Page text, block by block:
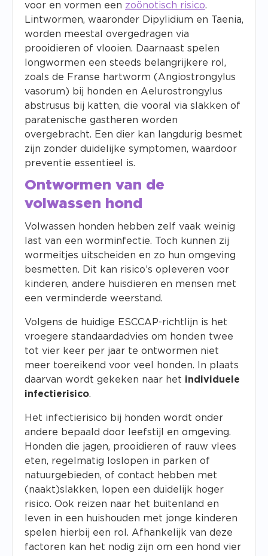
voor en vormen een zoönotisch risico.
Lintwormen, waaronder Dipylidium en Taenia,
worden meestal overgedragen via
prooidieren of vlooien. Daarnaast spelen
longwormen een steeds belangrijkere rol,
zoals de Franse hartworm (Angiostrongylus
vasorum) bij honden en Aelurostrongylus
abstrusus bij katten, die vooral via slakken of
paratenische gastheren worden
overgebracht. Een dier kan langdurig besmet
zijn zonder duidelijke symptomen, waardoor
preventie essentieel is.
Ontwormen van de
volwassen hond
Volwassen honden hebben zelf vaak weinig
last van een worminfectie. Toch kunnen zij
wormeitjes uitscheiden en zo hun omgeving
besmetten. Dit kan risico’s opleveren voor
kinderen, andere huisdieren en mensen met
een verminderde weerstand.
Volgens de huidige ESCCAP-richtlijn is het
vroegere standaardadvies om honden twee
tot vier keer per jaar te ontwormen niet
meer toereikend voor veel honden. In plaats
daarvan wordt gekeken naar het individuele
infectierisico.
Het infectierisico bij honden wordt onder
andere bepaald door leefstijl en omgeving.
Honden die jagen, prooidieren of rauw vlees
eten, regelmatig loslopen in parken of
natuurgebieden, of contact hebben met
(naakt)slakken, lopen een duidelijk hoger
risico. Ook reizen naar het buitenland en
leven in een huishouden met jonge kinderen
spelen hierbij een rol. Afhankelijk van deze
factoren kan het nodig zijn om een hond vier